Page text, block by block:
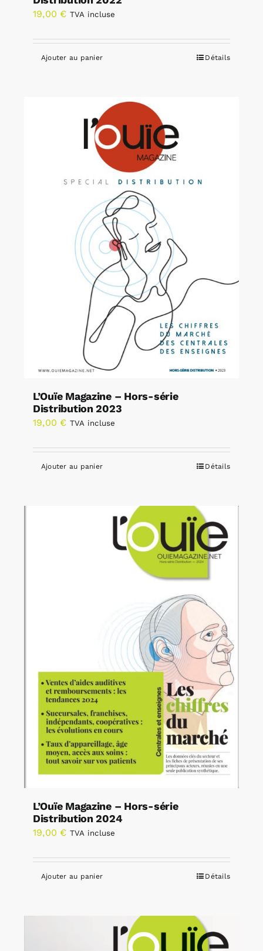
19,00 € TVA incluse
Ajouter au panier Détails
L’Ouïe Magazine – Hors-série
Distribution 2023
19,00 € TVA incluse
Ajouter au panier Détails
L’Ouïe Magazine – Hors-série
Distribution 2024
19,00 € TVA incluse
Ajouter au panier Détails